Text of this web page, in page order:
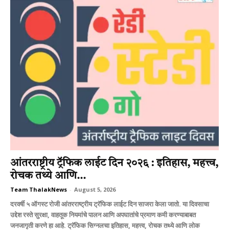
आंतरराष्ट्रीय ट्रॅफिक लाईट दिन २०२६ : इतिहास, महत्त्व,
रोचक तथ्ये आणि...
Team ThalakNews - August 5, 2026
दरवर्षी ५ ऑगस्ट रोजी आंतरराष्ट्रीय ट्रॅफिक लाईट दिन साजरा केला जातो. या दिवसाचा
उद्देश रस्ते सुरक्षा, वाहतूक नियमांचे पालन आणि अपघातांचे प्रमाण कमी करण्याबाबत
जनजागृती करणे हा आहे. ट्रॅफिक सिग्नलचा इतिहास, महत्त्व, रोचक तथ्ये आणि लोक